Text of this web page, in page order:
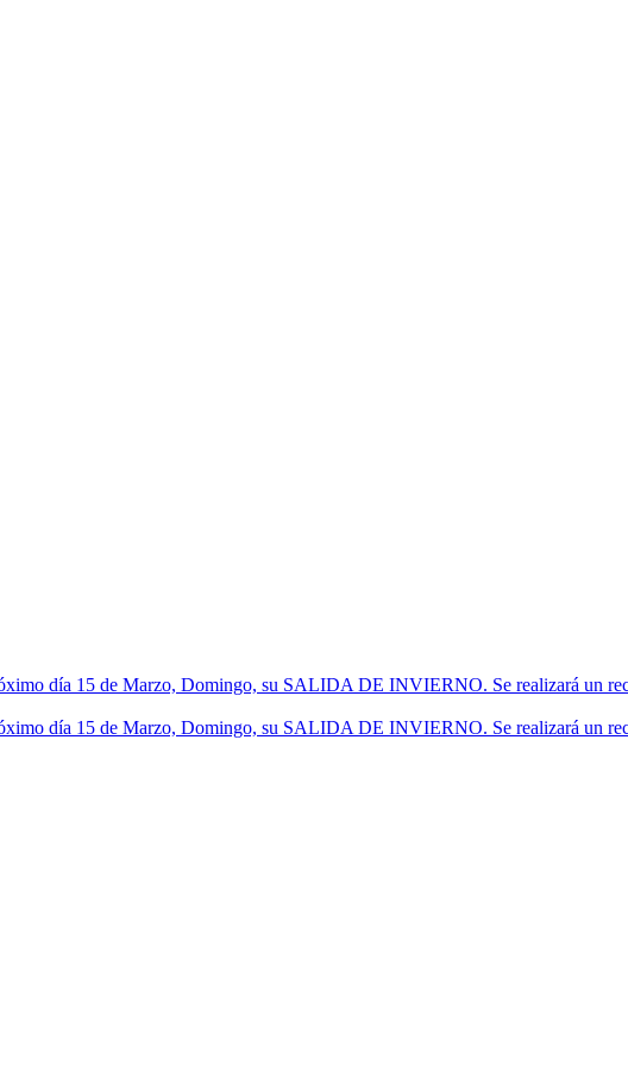
día 15 de Marzo, Domingo, su SALIDA DE INVIERNO. Se realizará un
día 15 de Marzo, Domingo, su SALIDA DE INVIERNO. Se realizará un